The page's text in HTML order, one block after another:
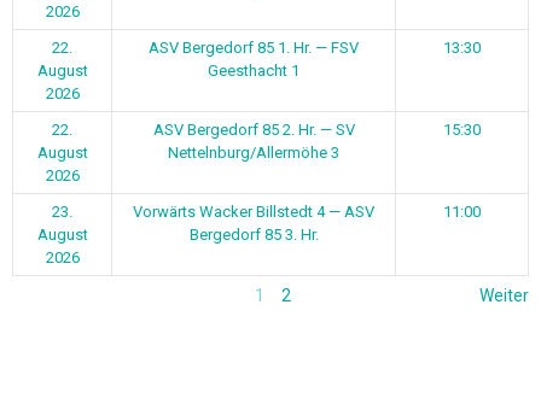
2026
22.
August
2026
ASV Bergedorf 85 1. Hr. — FSV
Geesthacht 1
13:30
22.
August
2026
ASV Bergedorf 85 2. Hr. — SV
Nettelnburg/Allermöhe 3
15:30
23.
August
2026
Vorwärts Wacker Billstedt 4 — ASV
Bergedorf 85 3. Hr.
11:00
1 2 Weiter